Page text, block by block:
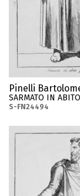
Pinelli
SARMATO IN
S-FN24494